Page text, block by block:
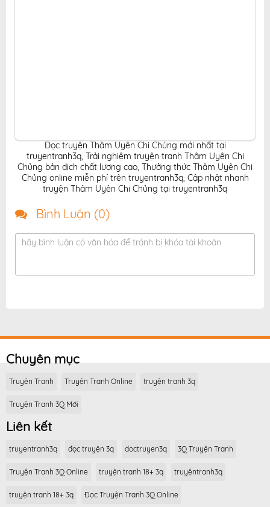
Đọc truyện Thâm Uyên Chi Chủng mới nhất tại
truyentranh3q, Trải nghiệm truyện tranh Thâm Uyên Chi
Chủng bản dịch chất lượng cao, Thưởng thức Thâm Uyên Chi
Chủng online miễn phí trên truyentranh3q, Cập nhật nhanh
truyện Thâm Uyên Chi Chủng tại truyentranh3q
Bình Luận (0)
hãy bình luận có văn hóa để tránh bị khóa tài khoản
Chuyên mục
Truyện Tranh Truyện Tranh Online truyện tranh 3q
Truyện Tranh 3Q Mới
Liên kết
truyentranh3q đọc truyện 3q doctruyen3q 3Q Truyện Tranh
Truyện Tranh 3Q Online truyện tranh 18+ 3q truyệntranh3q
truyện tranh 18+ 3q Đọc Truyện Tranh 3Q Online